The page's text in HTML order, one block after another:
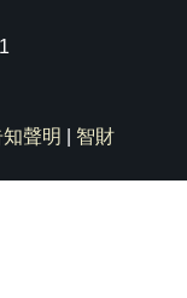
聲明
智財